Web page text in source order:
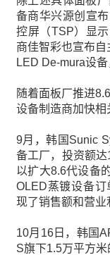
备商华兴源创宣
控屏（TSP）显
商佳智彩也宣布
LED De-mura设
随着面板厂推进
设备制造商加快相
9月，韩国Sunic
备工厂，投资额达
以扩大8.6代设备
OLED蒸镀设备订
现了销售额和营业
10月16日，韩国
S旗下1.5万平方